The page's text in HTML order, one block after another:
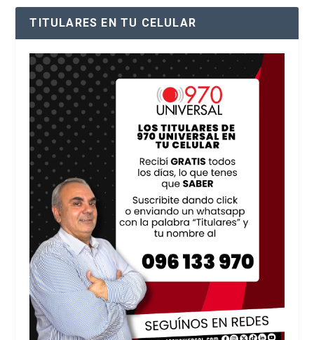
TITULARES EN TU CELULAR